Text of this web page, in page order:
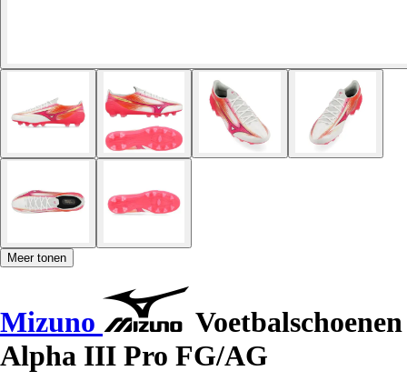
Meer tonen
Mizuno
Voetbalschoenen
Alpha III Pro FG/AG